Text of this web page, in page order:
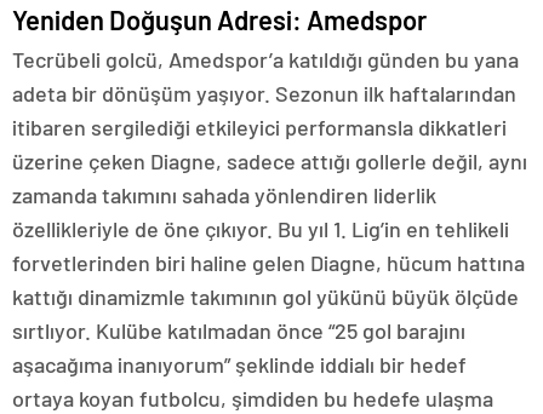
Yeniden Doğuşun Adresi: Amedspor
Tecrübeli golcü, Amedspor’a katıldığı günden bu yana
adeta bir dönüşüm yaşıyor. Sezonun ilk haftalarından
itibaren sergilediği etkileyici performansla dikkatleri
üzerine çeken Diagne, sadece attığı gollerle değil, aynı
zamanda takımını sahada yönlendiren liderlik
özellikleriyle de öne çıkıyor. Bu yıl 1. Lig’in en tehlikeli
forvetlerinden biri haline gelen Diagne, hücum hattına
kattığı dinamizmle takımının gol yükünü büyük ölçüde
sırtlıyor. Kulübe katılmadan önce “25 gol barajını
aşacağıma inanıyorum” şeklinde iddialı bir hedef
ortaya koyan futbolcu, şimdiden bu hedefe ulaşma